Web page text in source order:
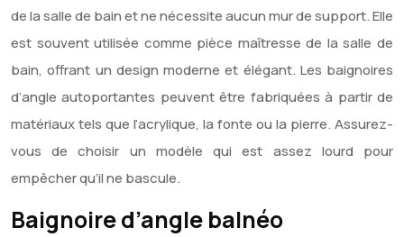
de la salle de bain et ne nécessite aucun mur de support. Elle
est souvent utilisée comme pièce maîtresse de la salle de
bain, offrant un design moderne et élégant. Les baignoires
d’angle autoportantes peuvent être fabriquées à partir de
matériaux tels que l’acrylique, la fonte ou la pierre. Assurez-
vous de choisir un modèle qui est assez lourd pour
empêcher qu’il ne bascule.
Baignoire d’angle balnéo